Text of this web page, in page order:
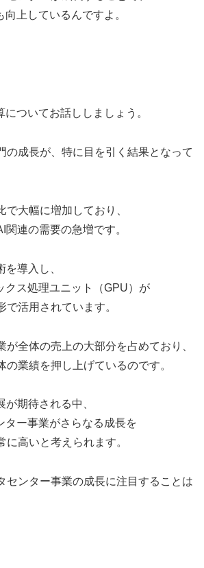
上しているんですよ。
ついてお話ししましょう。
の成長が、特に目を引く結果となって
で大幅に増加しており、
連の需要の急増です。
導入し、
クス処理ユニット（GPU）が
で活用されています。
が全体の売上の大部分を占めており、
の業績を押し上げているのです。
期待される中、
ター事業がさらなる成長を
に高いと考えられます。
センター事業の成長に注目することは